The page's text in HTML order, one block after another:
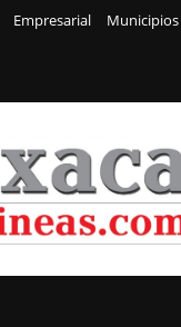
Empresarial Municipios